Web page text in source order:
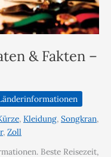
& Fakten –
, Kleidung, Songkran,
, Zoll
Beste Reisezeit,